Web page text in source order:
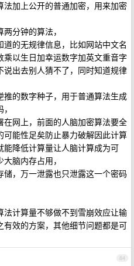
加上公开的普通加密，用来加密
分钟的算法，
的无规律信息，比如网站中文名
乘以生日加幸运数字加英文重音字
出去别人猜不了，同时知道规律
的数字种子，用于普通算法生成
网上，前面的人脑加密算法要全
能性足矣防止暴力破解因此计算
降低计算量让人脑计算成为可
脑内存占用，
，万一泄露也只泄露这一个密码
计算量不够做不到雪崩效应让输
效的方案，其他细节问题都是可
84